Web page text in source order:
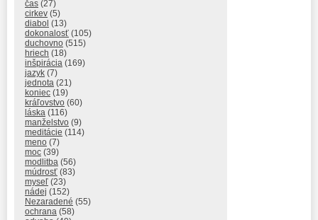
čas (27)
cirkev (5)
diabol (13)
dokonalosť (105)
duchovno (515)
hriech (18)
inšpirácia (169)
jazyk (7)
jednota (21)
koniec (19)
kráľovstvo (60)
láska (116)
manželstvo (9)
meditácie (114)
meno (7)
moc (39)
modlitba (56)
múdrosť (83)
myseľ (23)
nádej (152)
Nezaradené (55)
ochrana (58)